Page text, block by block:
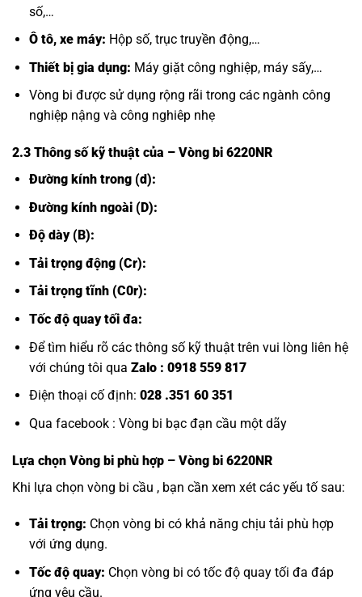
số,…
Ô tô, xe máy: Hộp số, trục truyền động,…
Thiết bị gia dụng: Máy giặt công nghiệp, máy sấy,…
Vòng bi được sử dụng rộng rãi trong các ngành công
nghiệp nậng và công nghiêp nhẹ
2.3 Thông số kỹ thuật của – Vòng bi 6220NR
Đường kính trong (d):
Đường kính ngoài (D):
Độ dày (B):
Tải trọng động (Cr):
Tải trọng tĩnh (C0r):
Tốc độ quay tối đa:
Để tìm hiểu rõ các thông số kỹ thuật trên vui lòng liên hệ
với chúng tôi qua Zalo : 0918 559 817
Điện thoại cố định: 028 .351 60 351
Qua facebook : Vòng bi bạc đạn cầu một dãy
Lựa chọn Vòng bi phù hợp – Vòng bi 6220NR
Khi lựa chọn vòng bi cầu , bạn cần xem xét các yếu tố sau:
Tải trọng: Chọn vòng bi có khả năng chịu tải phù hợp
với ứng dụng.
Tốc độ quay: Chọn vòng bi có tốc độ quay tối đa đáp
ứng yêu cầu.